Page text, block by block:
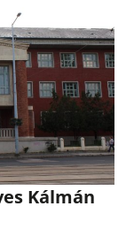
Kálmán